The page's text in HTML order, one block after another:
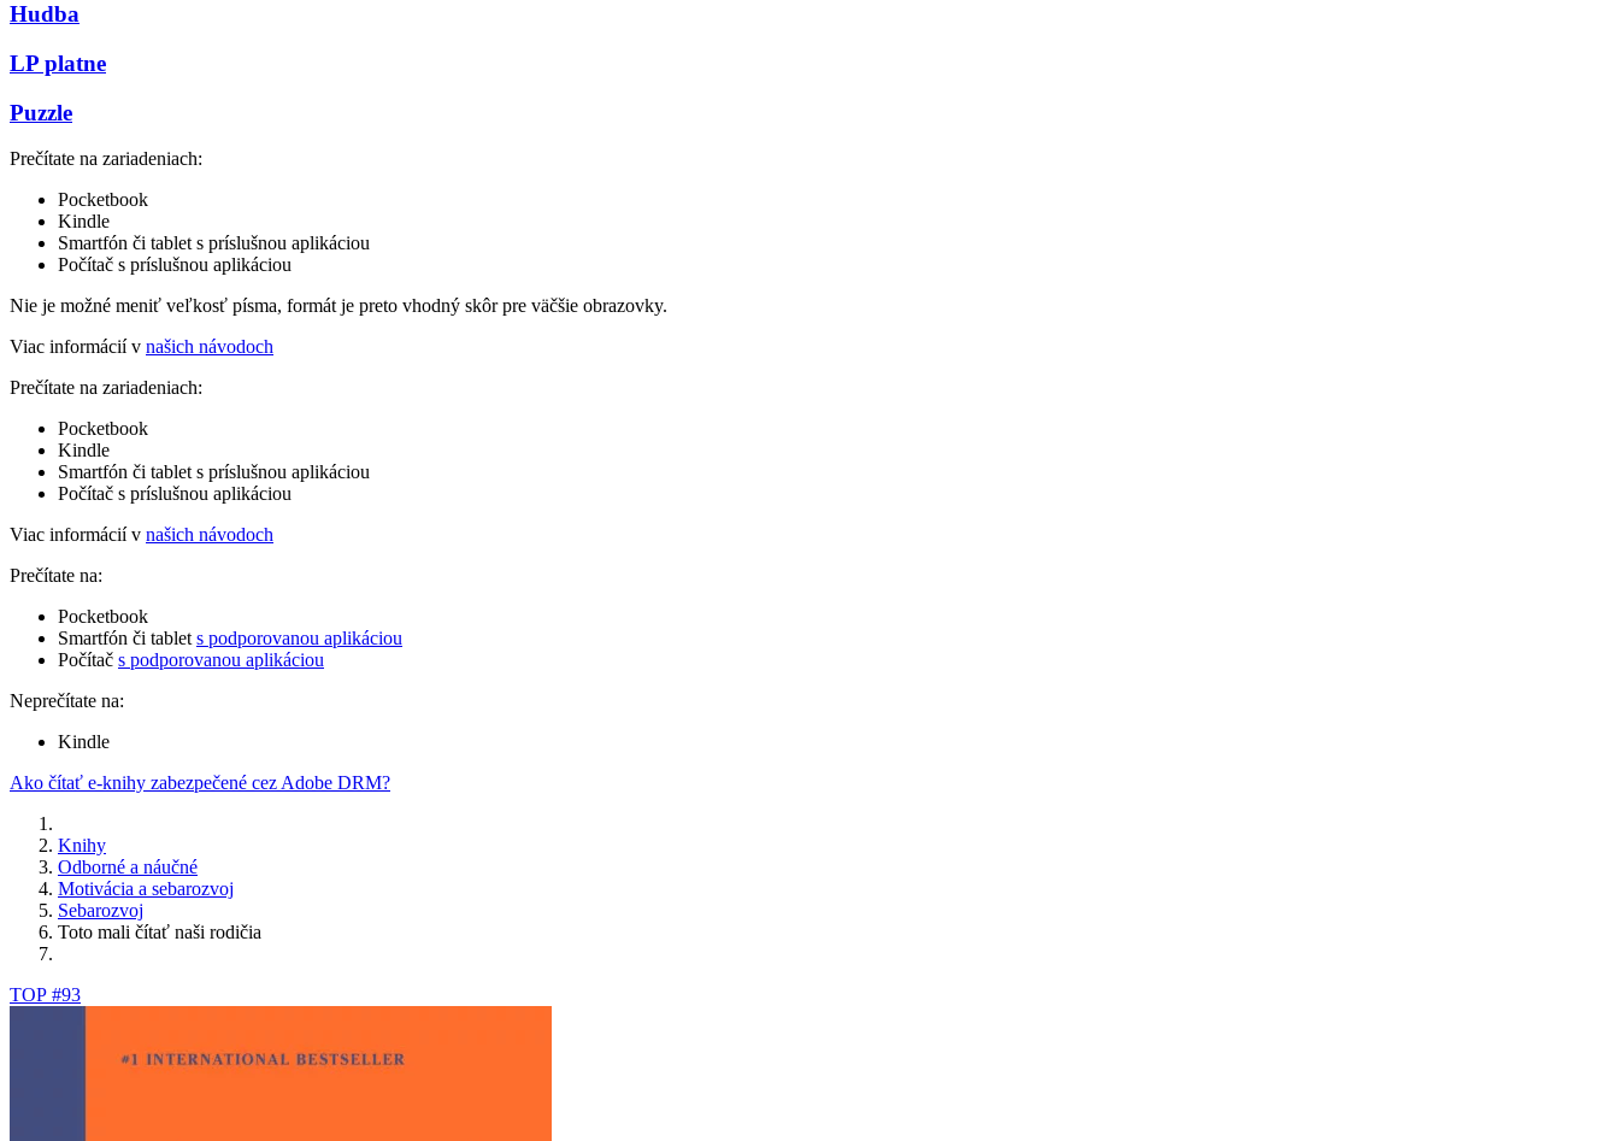
Hudba
LP platne
Puzzle
Prečítate na zariadeniach:
Pocketbook
Kindle
Smartfón či tablet s príslušnou aplikáciou
Počítač s príslušnou aplikáciou
Nie je možné meniť veľkosť písma, formát je preto vhodný skôr pre väčšie obrazovky.
Viac informácií v našich návodoch
Prečítate na zariadeniach:
Pocketbook
Kindle
Smartfón či tablet s príslušnou aplikáciou
Počítač s príslušnou aplikáciou
Viac informácií v našich návodoch
Prečítate na:
Pocketbook
Smartfón či tablet s podporovanou aplikáciou
Počítač s podporovanou aplikáciou
Neprečítate na:
Kindle
Ako čítať e-knihy zabezpečené cez Adobe DRM?
Knihy
Odborné a náučné
Motivácia a sebarozvoj
Sebarozvoj
Toto mali čítať naši rodičia
TOP #93